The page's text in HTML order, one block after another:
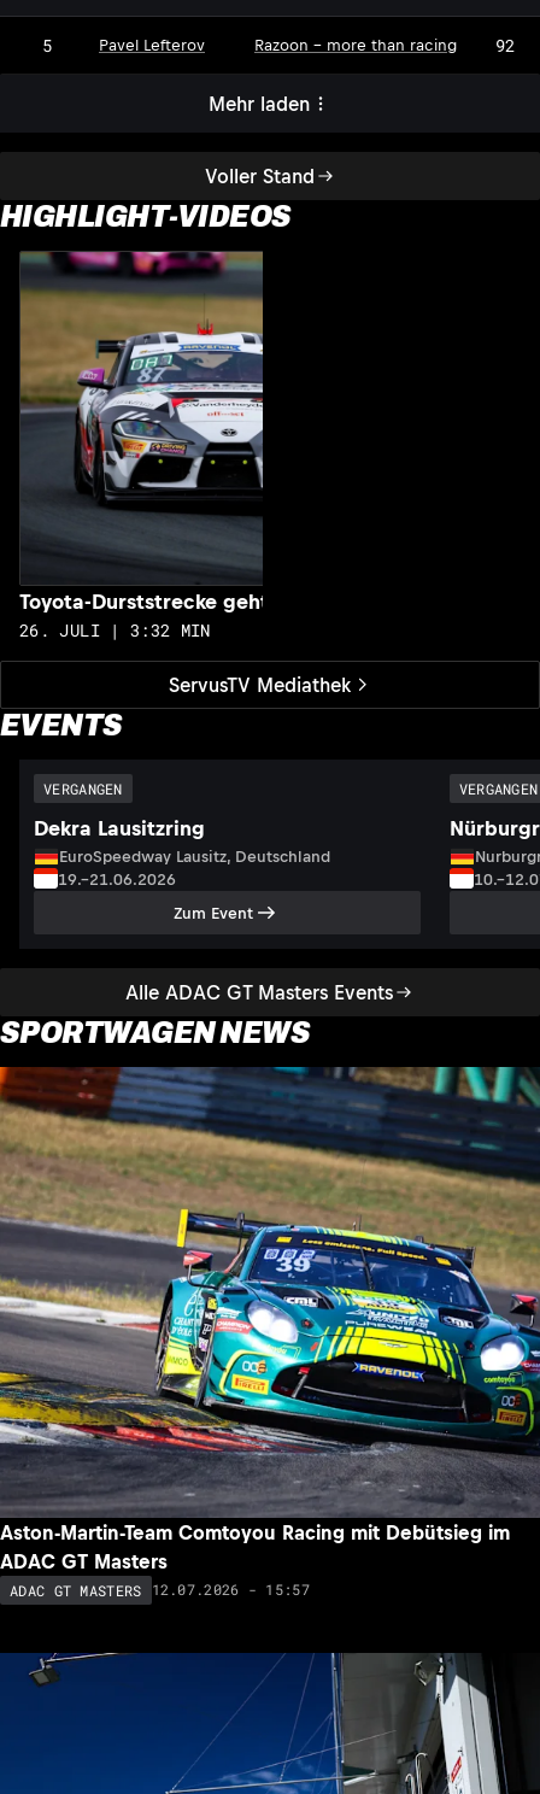
Voller Stand
5 Pavel Lefterov Razoon - more than racing 92
Mehr laden
HIGHLIGHT-VIDEOS
ServusTV Mediathek
Toyota-Durststrecke geht zu Ende
26. JULI | 3:32 MIN
EVENTS
Alle ADAC GT Masters Events
VERGANGEN
Dekra Lausitzring
EuroSpeedway Lausitz, Deutschland
19.–21.06.2026
Zum Event
VERGANGEN
SPORTWAGEN NEWS
Aston-Martin-Team Comtoyou Racing mit Debütsieg im
ADAC GT Masters
ADAC GT MASTERS 12.07.2026 - 15:57